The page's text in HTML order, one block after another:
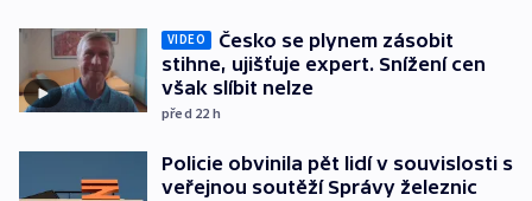
VIDEO
Česko se plynem zásobit
stihne, ujišťuje expert. Snížení cen
však slíbit nelze
před 22 h
Policie obvinila pět lidí v souvislosti s
veřejnou soutěží Správy železnic